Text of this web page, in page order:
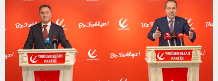
yok, sıradaki biz...